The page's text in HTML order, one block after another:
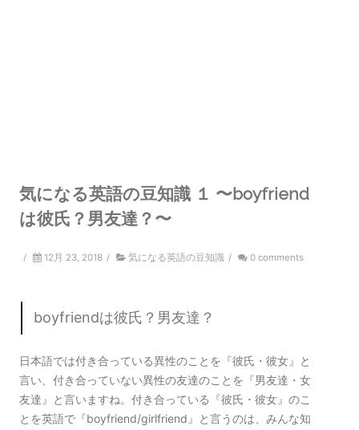
気になる英語の豆知識 １ 〜boyfriend
は彼氏？男友達？〜
/ 12月 23, 2018 / 気になる英語の豆知識 / 0 comments
boyfriendは彼氏？男友達？
日本語では付き合っている異性のことを『彼氏・彼女』と
言い、付き合っていない異性の友達のことを『男友達・女
友達』と言いますね。付き合っている『彼氏・彼女』のこ
とを英語で『boyfriend/girlfriend』と言うのは、みんな知